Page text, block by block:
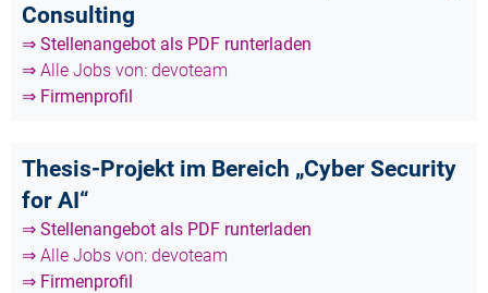
Consulting
⇒ Stellenangebot als PDF runterladen
⇒ Alle Jobs von: devoteam
⇒ Firmenprofil
Thesis-Projekt im Bereich „Cyber Security
for AI“
⇒ Stellenangebot als PDF runterladen
⇒ Alle Jobs von: devoteam
⇒ Firmenprofil